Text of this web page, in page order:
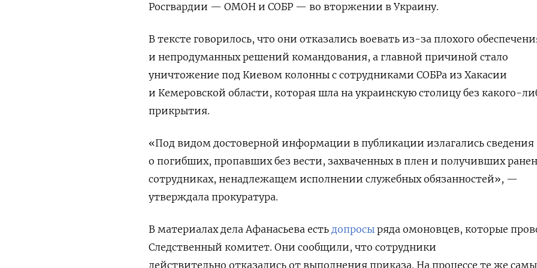
Росгвардии — ОМОН и СОБР — во вторжении в Украину.
В тексте говорилось, что они отказались воевать из-за плохого
и непродуманных решений командования, а главной причиной стало
уничтожение под Киевом колонны с сотрудниками СОБРа из Хакасии
и Кемеровской области, которая шла на украинскую столицу без какого-
прикрытия.
«Под видом достоверной информации в публикации излагались сведения
о погибших, пропавших без вести, захваченных в плен и получивших
сотрудниках, ненадлежащем исполнении служебных обязанностей», —
утверждала прокуратура.
В материалах дела Афанасьева есть допросы ряда омоновцев, которые
Следственный комитет. Они сообщили, что сотрудники
действительно отказались от выполнения приказа. На процессе те же